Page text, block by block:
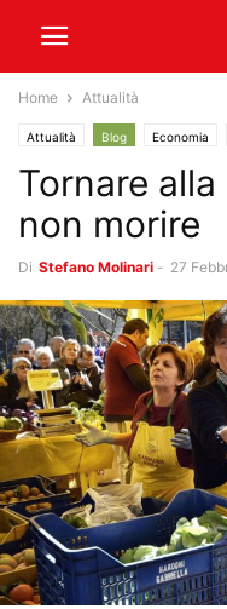
Home Attualità
Attualità Blog Economia
Tornare
non morire
Di Stefano Molinari - 27